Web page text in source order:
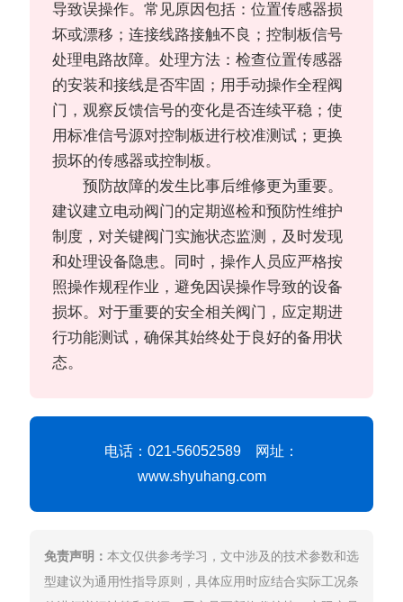
导致误操作。常见原因包括：位置传感器损
坏或漂移；连接线路接触不良；控制板信号
处理电路故障。处理方法：检查位置传感器
的安装和接线是否牢固；用手动操作全程阀
门，观察反馈信号的变化是否连续平稳；使
用标准信号源对控制板进行校准测试；更换
损坏的传感器或控制板。
预防故障的发生比事后维修更为重要。
建议建立电动阀门的定期巡检和预防性维护
制度，对关键阀门实施状态监测，及时发现
和处理设备隐患。同时，操作人员应严格按
照操作规程作业，避免因误操作导致的设备
损坏。对于重要的安全相关阀门，应定期进
行功能测试，确保其始终处于良好的备用状
态。
电话：021-56052589 网址：
www.shyuhang.com
免责声明： 本文仅供参考学习，文中涉及的技术参数和选
型建议为通用性指导原则，具体应用时应结合实际工况条